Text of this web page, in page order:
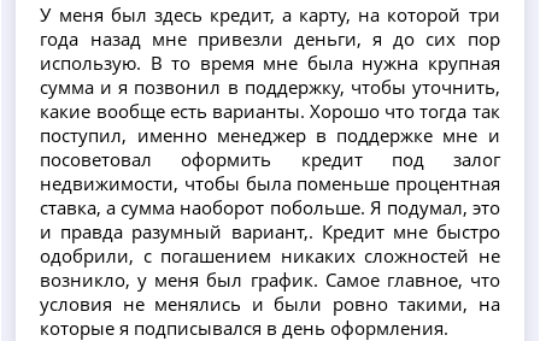
У меня был здесь кредит, а карту, на которой три
года назад мне привезли деньги, я до сих пор
использую. В то время мне была нужна крупная
сумма и я позвонил в поддержку, чтобы уточнить,
какие вообще есть варианты. Хорошо что тогда так
поступил, именно менеджер в поддержке мне и
посоветовал оформить кредит под залог
недвижимости, чтобы была поменьше процентная
ставка, а сумма наоборот побольше. Я подумал, это
и правда разумный вариант,. Кредит мне быстро
одобрили, с погашением никаких сложностей не
возникло, у меня был график. Самое главное, что
условия не менялись и были ровно такими, на
которые я подписывался в день оформления.